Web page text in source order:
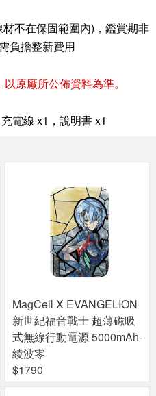
不在保固範圍內)，鑑賞期非
負擔整新費用
原廠所公佈資料為準。
電線 x1，說明書 x1
MagCell X EVANGELION
新世紀福音戰士 超薄磁吸
式無線行動電源 5000mAh-
綾波零
$1790